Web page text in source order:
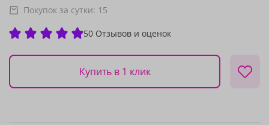
Покупок за сутки: 15
50 Отзывов и оценок
Купить в 1 клик